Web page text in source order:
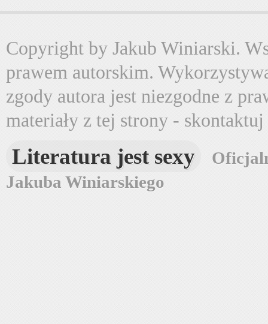
Copyright by Jakub Winiarski.
prawem autorskim.
zgody autora jest niezgodne z
materiały z tej strony -
Literatura jest sexy
Jakuba Winiarskiego